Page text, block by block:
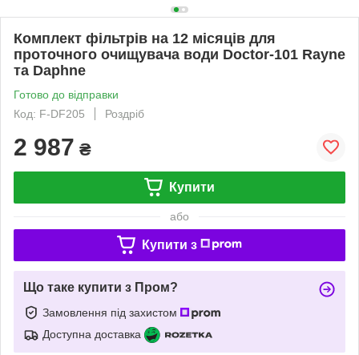
Комплект фільтрів на 12 місяців для
проточного очищувача води Doctor-101 Rayne
та Daphne
Готово до відправки
Код: F-DF205
Роздріб
2 987 ₴
Купити
або
Купити з
Що таке купити з Пром?
Замовлення під захистом
Доступна доставка